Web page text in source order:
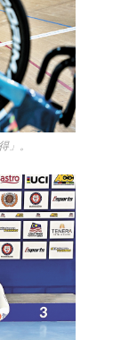
」。